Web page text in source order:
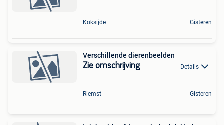
Koksijde Gisteren
Verschillende dierenbeelden
Zie omschrijving Details
Riemst Gisteren